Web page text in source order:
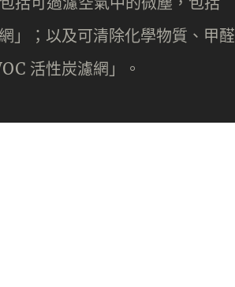
」；以及可清除化學物質、甲醛
活性炭濾網」。